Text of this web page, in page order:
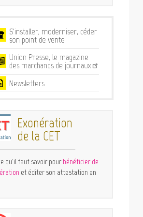
S'installer, moderniser, céder
son point de vente
Union Presse, le magazine
des marchands de journaux
Newsletters
Exonération
de la CET
qu'il faut savoir pour bénéficier de
et éditer son attestation en